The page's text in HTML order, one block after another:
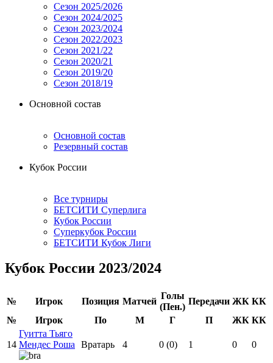
Сезон 2025/2026
Сезон 2024/2025
Сезон 2023/2024
Сезон 2022/2023
Сезон 2021/22
Сезон 2020/21
Сезон 2019/20
Сезон 2018/19
Основной состав
Основной состав
Резервный состав
Кубок России
Все турниры
БЕТСИТИ Суперлига
Кубок России
Суперкубок России
БЕТСИТИ Кубок Лиги
Кубок России 2023/2024
№ Игрок Позиция Матчей
Голы
(Пен.)
Передачи ЖК КК
№
Игрок По M Г П ЖК КК
14
Гуитта Тьяго
Мендес Роша
Вратарь 4 0 (0) 1 0 0